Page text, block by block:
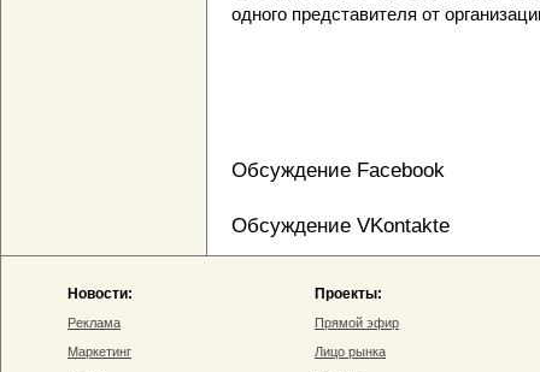
одного представителя от
Обсуждение Facebook
Обсуждение VKontakte
Новости:
Реклама
Маркетинг
Проекты:
Прямой эфир
Лицо рынка